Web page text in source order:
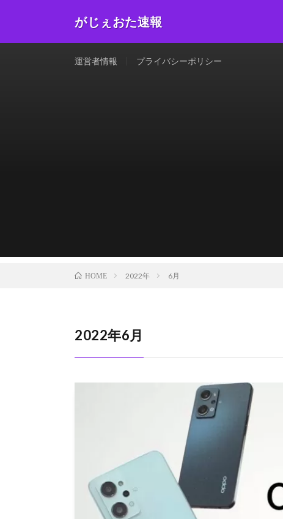
がじぇおた速報
運営者情報 プライバシーポリシー
HOME 2022年 6月
2022年6月